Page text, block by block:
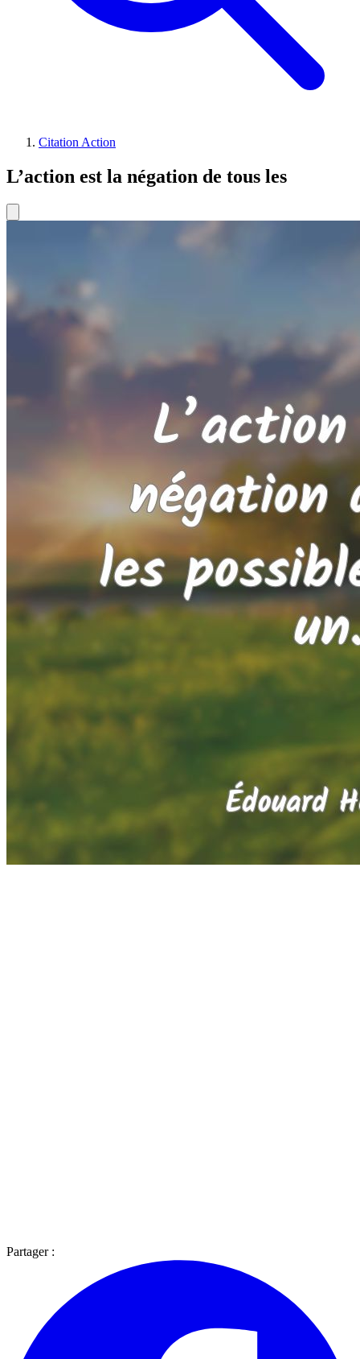
Citation Action
L’action est la négation de tous les
Partager :